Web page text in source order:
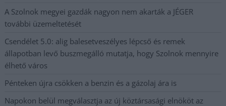
A Szolnok megyei gazdák nagyon nem akarták a JÉGER
további üzemeltetését
Csendélet 5.0: alig balesetveszélyes lépcső és remek
állapotban levő buszmegálló mutatja, hogy Szolnok mennyire
élhető város
Pénteken újra csökken a benzin és a gázolaj ára is
Napokon belül megválasztja az új köztársasági elnököt az